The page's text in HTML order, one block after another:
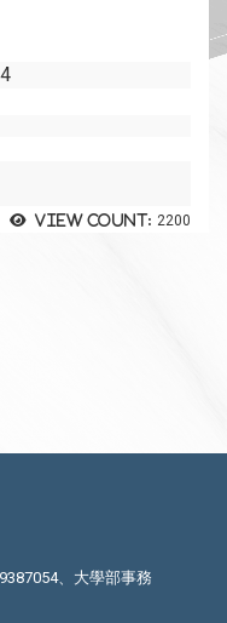
View count: 2200
、大學部事務